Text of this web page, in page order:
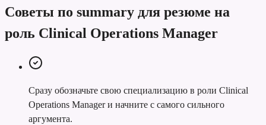
Советы по summary для резюме на
роль Clinical Operations Manager
Сразу обозначьте свою специализацию в роли Clinical
Operations Manager и начните с самого сильного
аргумента.